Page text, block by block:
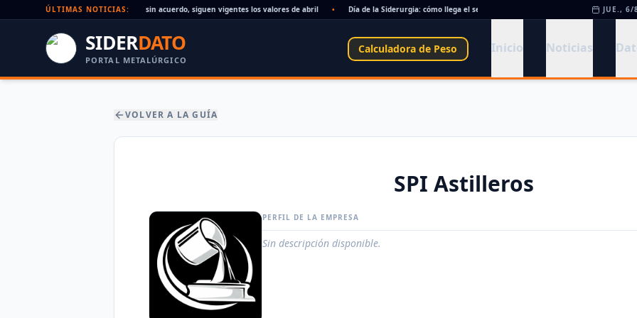
ÚLTIMAS NOTICIAS:
Paritaria UOM agosto 2026: sin acuerdo, siguen vigentes los valores de abril Día de la Siderurgia: cómo llega el sector al aniversario 78 del legado de Savio •
JUE., 6/
SIDERDATO
PORTAL METALÚRGICO
Calculadora de Peso Inicio Noticias
VOLVER A LA GUÍA
SPI Astilleros
PERFIL DE LA EMPRESA
Sin descripción disponible.